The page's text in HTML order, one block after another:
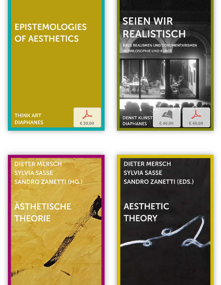
p
€ 20,00
b
€ 40,00
p
€ 40,00